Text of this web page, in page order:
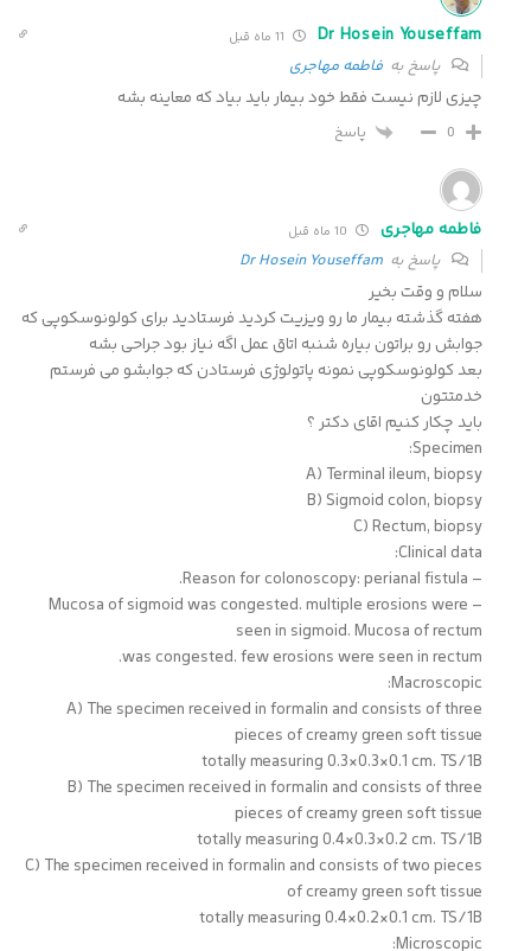
Dr Hosein Youseffam
پاسخ به فاطمه مهاجری
چیزی لازم نیست فقط خود بیمار باید بیاد که معاینه بشه
0 پاسخ
فاطمه مهاجری
پاسخ به Dr Hosein Youseffam
سلام و وقت بخیر
هفته گذشته بیمار ما رو ویزیت کردید فرستادید برای کولونوسکوپی که
جوابش رو براتون بیاره شنبه اتاق عمل اگه نیاز بود جراحی بشه
بعد کولونوسکوپی نمونه پاتولوژی فرستادن که جوابشو می فرستم
خدمتتون
باید چکار کنیم اقای دکتر ؟
Specimen:
A) Terminal ileum, biopsy
B) Sigmoid colon, biopsy
C) Rectum, biopsy
Clinical data:
– Reason for colonoscopy: perianal fistula.
– Mucosa of sigmoid was congested. multiple erosions were
seen in sigmoid. Mucosa of rectum
was congested. few erosions were seen in rectum.
Macroscopic:
A) The specimen received in formalin and consists of three
pieces of creamy green soft tissue
totally measuring 0.3×0.3×0.1 cm. TS/1B
B) The specimen received in formalin and consists of three
pieces of creamy green soft tissue
totally measuring 0.4×0.3×0.2 cm. TS/1B
C) The specimen received in formalin and consists of two pieces
of creamy green soft tissue
totally measuring 0.4×0.2×0.1 cm. TS/1B
Microscopic: